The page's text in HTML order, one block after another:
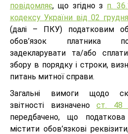
повідомляє, що згідно з п.
кодексу України від 02
(далі – ПКУ) податковим
обов’язок платника
задекларувати та/або
збору в порядку і строки,
питань митної справи.
Загальні вимоги щодо
звітності визначено ст. 48
передбачено, що податкова
містити обов’язкові